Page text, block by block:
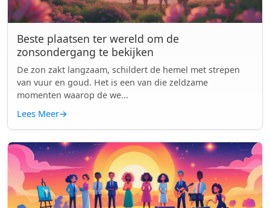
Beste plaatsen ter wereld om de
zonsondergang te bekijken
De zon zakt langzaam, schildert de hemel met strepen
van vuur en goud. Het is een van die zeldzame
momenten waarop de we...
Lees Meer→